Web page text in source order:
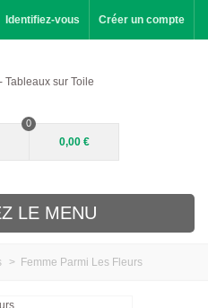
Identifiez-vous Créer un compte
0
0,00 €
LE MENU
> Femme Parmi Les Fleurs